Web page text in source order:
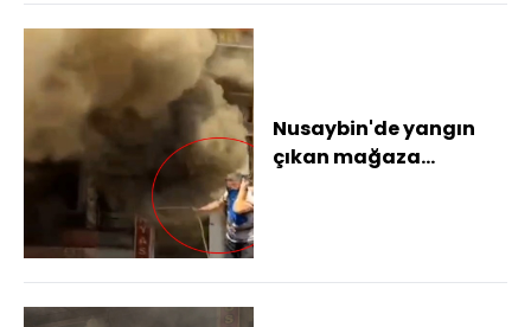
Nusaybin'de yangın
çıkan mağaza